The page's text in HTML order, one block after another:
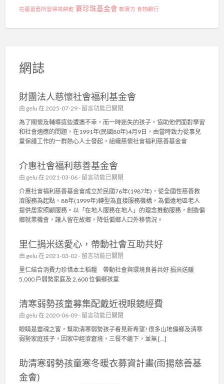
花蓮習藝所習得茶餅乾 賽珍珠基金會 軟實力 食物銀行
網誌
財團法人慈懷社會福利基金會
由 gelu 在 2025-07-29 - 在
〈
財
團
法
慈
懷
會
福
利
基
會
中
留言功能已關閉
為了關懷及輔導這些遭遇不幸，而一時迷失的孩子，協助他們面對學習
和社會適應的問題，在1991年(民國80年)4月9日，由當時致力從事兒
童保護工作的一群熱心人士發起，組織慈懷社會福利慈善基金會
介惠社會福利慈善基金會
由 gelu 在 2021-03-06 - 在
〈
介
惠
社
會
利
慈
基
金
〉
中
留言功能已關閉
介惠社會福利慈善基金會成立於民國76年(1987年)，從全國性慈善救
濟服務為起點，88年(1999年)轉型為直接服務機構，為偏遠地區老人
提供居家照顧服務。以「在地人服務在地人」的理念推動服務，創造偏
鄉就業機會，讓人留在故鄉，降低偏鄉人口外移情況。
里仁捐米送愛心，帶動社會互助共好
由 gelu 在 2021-03-02 - 在
〈
里
仁
米
送
心
，
動
社
留言功能已關閉
里仁結合消費力珍惜本土稻糧 帶動社會與環境良善共好 捐米送暖
5,000 戶弱勢家庭及 2,600 位偏鄉孩童
清寒弱勢孩童募集配戴近視眼鏡經費
由 gelu 在 2020-06-09 - 在
〈
清
寒
勢
留言功能已關閉
眼睛是靈魂之窗，幫助清寒弱勢孩子看見新希望! 很多山地偏鄉及清寒
弱勢家庭孩子，因家中經濟窘境，三餐不繼下，並無 […]
助清寒弱勢孩童寒冬暖衣募資計畫(雨揚慈善基
金會)